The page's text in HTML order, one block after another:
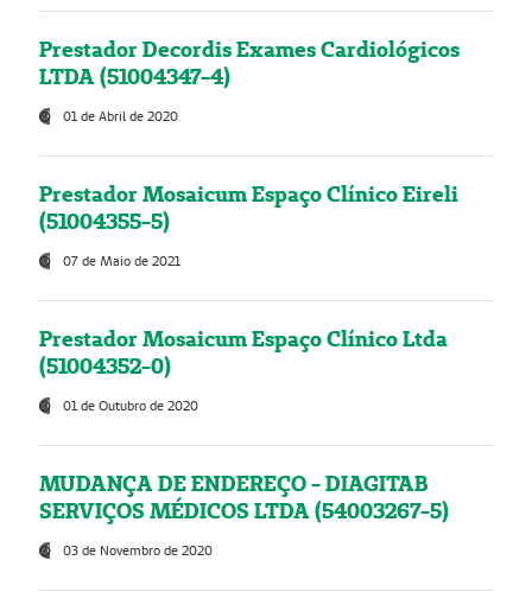
Prestador Decordis Exames Cardiológicos
LTDA (51004347-4)
01 de Abril de 2020
Prestador Mosaicum Espaço Clínico Eireli
(51004355-5)
07 de Maio de 2021
Prestador Mosaicum Espaço Clínico Ltda
(51004352-0)
01 de Outubro de 2020
MUDANÇA DE ENDEREÇO - DIAGITAB
SERVIÇOS MÉDICOS LTDA (54003267-5)
03 de Novembro de 2020